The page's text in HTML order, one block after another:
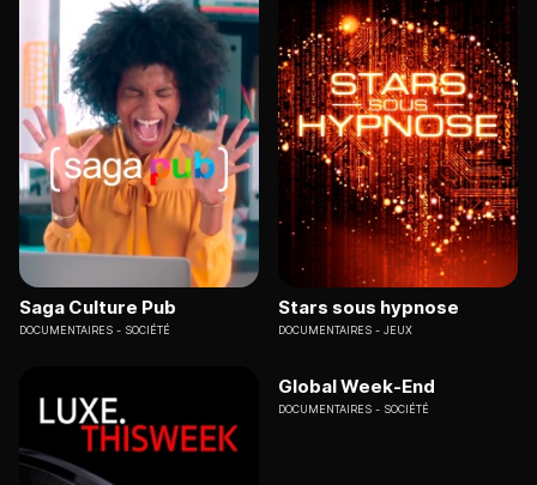
Saga Culture Pub
DOCUMENTAIRES SOCIÉTÉ
Stars sous hypnose
DOCUMENTAIRES JEUX
Global Week-End
DOCUMENTAIRES SOCIÉTÉ